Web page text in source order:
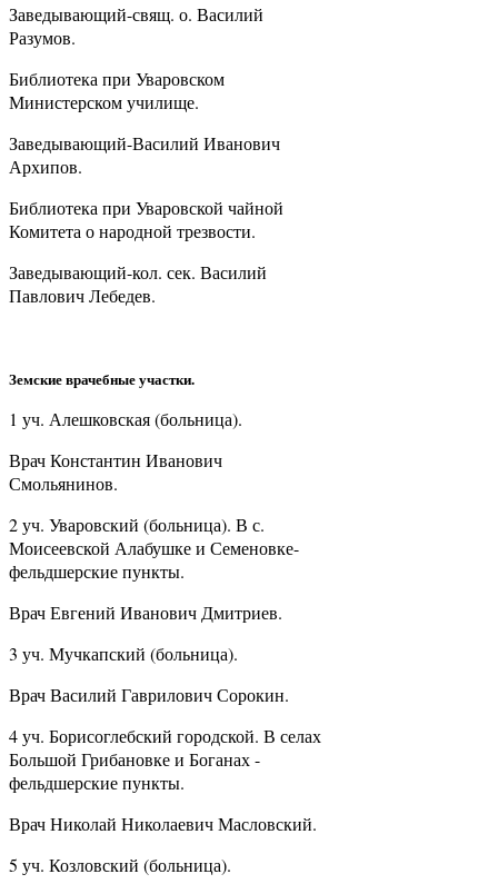
Заведывающий-свящ. о. Василий
Разумов.
Библиотека при Уваровском
Министерском училище.
Заведывающий-Василий Иванович
Архипов.
Библиотека при Уваровской чайной
Комитета о народной трезвости.
Заведывающий-кол. сек. Василий
Павлович Лебедев.
Земские врачебные участки.
1 уч. Алешковская (больница).
Врач Константин Иванович
Смольянинов.
2 уч. Уваровский (больница). В с.
Моисеевской Алабушке и Семеновке-
фельдшерские пункты.
Врач Евгений Иванович Дмитриев.
3 уч. Мучкапский (больница).
Врач Василий Гаврилович Сорокин.
4 уч. Борисоглебский городской. В селах
Большой Грибановке и Боганах -
фельдшерские пункты.
Врач Николай Николаевич Масловский.
5 уч. Козловский (больница).